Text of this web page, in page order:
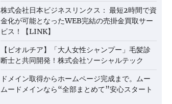
株式会社日本ビジネスリンクス： 最短2時間で資
金化が可能となったWEB完結の売掛金買取サー
ビス！【LINK】
【ビオルチア】「大人女性シャンプー」毛髪診
断士と共同開発！株式会社ソーシャルテック
ドメイン取得からホームページ完成まで。ムー
ムードメインなら“全部まとめて”安心スタート